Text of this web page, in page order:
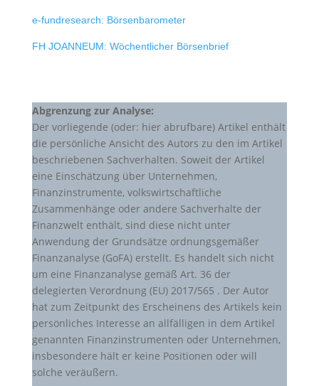
e-fundresearch: Börsenbarometer
FH JOANNEUM: Wöchentlicher Börsenbrief
Abgrenzung zur Analyse:
Der vorliegende (oder: hier abrufbare) Artikel enthält
die persönliche Ansicht des Autors zu den im Artikel
beschriebenen Sachverhalten. Soweit der Artikel
eine Einschätzung über Unternehmen,
Finanzinstrumente, volkswirtschaftliche
Zusammenhänge oder andere Sachverhalte der
Finanzwelt enthält, sind diese nicht unter
Anwendung der Grundsätze ordnungsgemäßer
Finanzanalyse (GoFA) erstellt. Es handelt sich nicht
um eine Finanzanalyse gemäß Art. 36 der
delegierten Verordnung (EU) 2017/565 . Der Autor
hat zum Zeitpunkt des Erscheinens des Artikels kein
persönliches Interesse an allfälligen in dem Artikel
genannten Finanzinstrumenten oder Unternehmen,
insbesondere hält er keine Positionen oder will
solche veräußern.